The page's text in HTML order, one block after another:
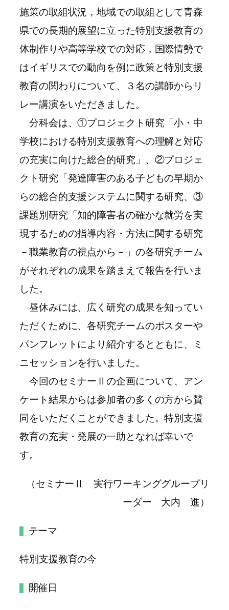
施策の取組状況，地域での取組として青森
県での長期的展望に立った特別支援教育の
体制作りや高等学校での対応，国際情勢で
はイギリスでの動向を例に政策と特別支援
教育の関わりについて、３名の講師からリ
レー講演をいただきました。
分科会は、①プロジェクト研究「小・中
学校における特別支援教育への理解と対応
の充実に向けた総合的研究」、②プロジェ
クト研究「発達障害のある子どもの早期か
らの総合的支援システムに関する研究、③
課題別研究「知的障害者の確かな就労を実
現するための指導内容・方法に関する研究
－職業教育の視点から－」の各研究チーム
がそれぞれの成果を踏まえて報告を行いま
した。
昼休みには、広く研究の成果を知ってい
ただくために、各研究チームのポスターや
パンフレットにより紹介するとともに、ミ
ニセッションを行いました。
今回のセミナーⅡの企画について、アン
ケート結果からは参加者の多くの方から賛
同をいただくことができました。特別支援
教育の充実・発展の一助となれば幸いで
す。
（セミナーⅡ 実行ワーキンググループリ
ーダー 大内 進）
テーマ
特別支援教育の今
開催日